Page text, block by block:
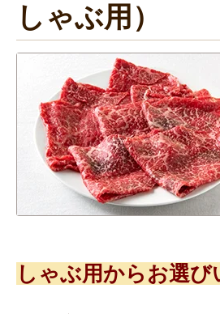
しゃぶ用）
しゃぶ用からお選